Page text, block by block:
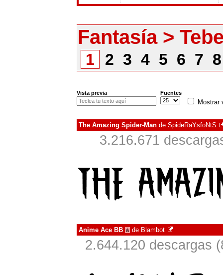
Fantasía >
1 2 3 4 5 6 7
Vista previa Fuentes
Mostrar
The Amazing Spider-Man de SpideRaYsfoNtS
3.216.671
Anime Ace BB à de Blambot
2.644.120 descargas